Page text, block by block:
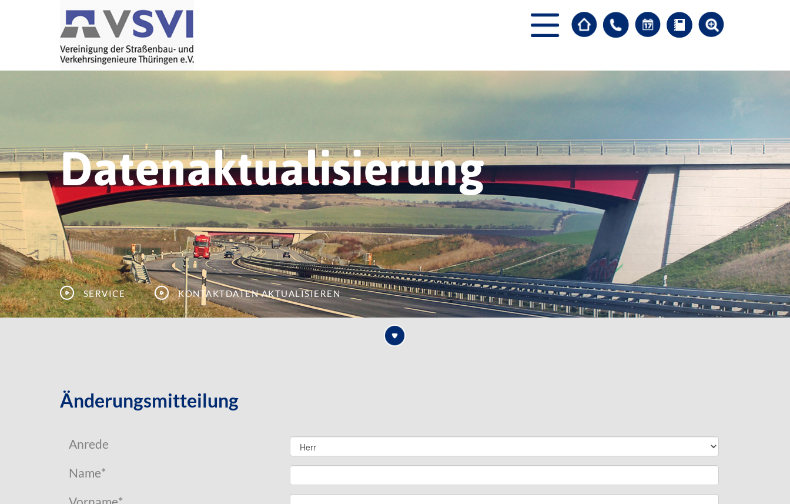
Datenaktualisierung
Service Kontaktdaten aktualisieren
Änderungsmitteilung
Anrede
Name*